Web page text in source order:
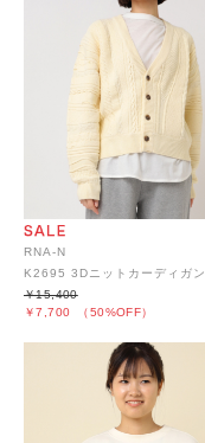
RNA-N
K2695 3Dニットカーディガン
￥7,700 （50%OFF）
￥15,400